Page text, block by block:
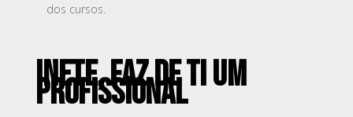
dos cursos.
INETE, Faz de ti um
Profissional